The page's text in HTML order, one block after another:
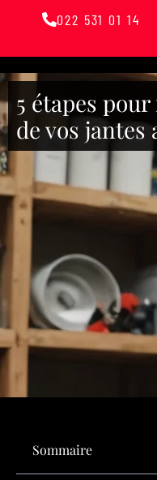
022 531 01 14
5 étapes
de vos jantes
Sommaire